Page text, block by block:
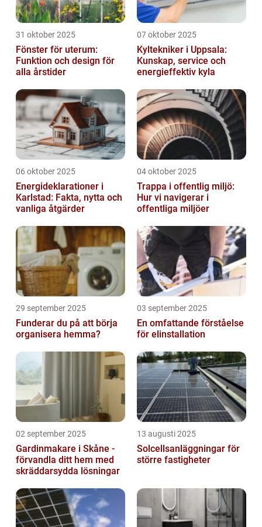
31 oktober 2025
Fönster för uterum:
Funktion och design för
alla årstider
07 oktober 2025
Kyltekniker i Uppsala:
Kunskap, service och
energieffektiv kyla
06 oktober 2025
Energideklarationer i
Karlstad: Fakta, nytta och
vanliga åtgärder
04 oktober 2025
Trappa i offentlig miljö:
Hur vi navigerar i
offentliga miljöer
29 september 2025
Funderar du på att börja
organisera hemma?
03 september 2025
En omfattande förståelse
för elinstallation
02 september 2025
Gardinmakare i Skåne -
förvandla ditt hem med
skräddarsydda lösningar
13 augusti 2025
Solcellsanläggningar för
större fastigheter